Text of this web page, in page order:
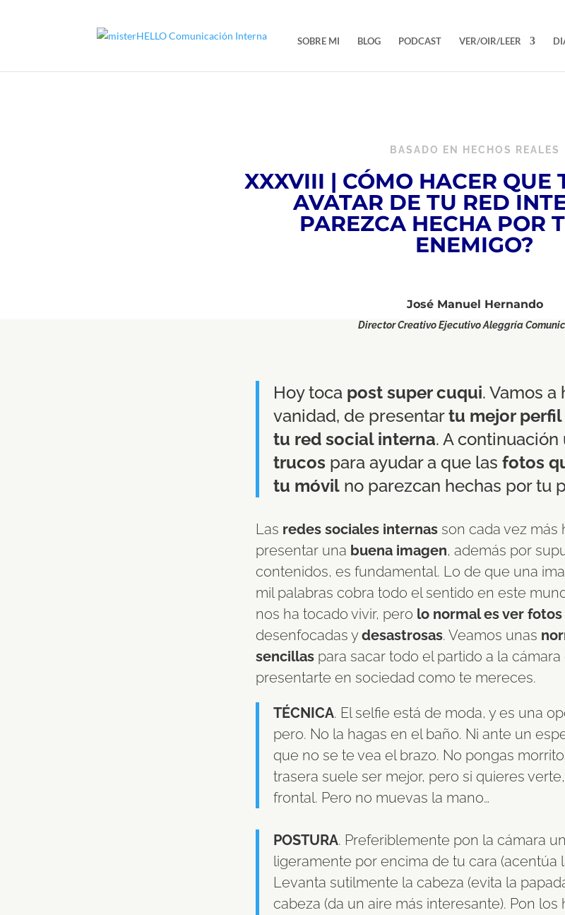
SOBRE MI BLOG PODCAST VER/OIR/LEER
BASADO EN HECHOS REALES
XXXVIII | CÓMO HACER QUE
AVATAR DE TU RED
PAREZCA HECHA POR
ENEMIGO?
José Manuel Hernando
Director Creativo Ejecutivo Aleggría
Hoy toca post super cuqui. Vamos a
vanidad, de presentartu mejor
tu red social interna. A continuación
trucos para ayudar a que las fotos
tu móvil no parezcan hechas por tu
Las redes sociales internas son cada vez más
presentar una buena imagen, además por
contenidos, es fundamental. Lo de que una
mil palabras cobra todo el sentido en este
nos ha tocado vivir, pero lo normal es ver fotos
desenfocadas ydesastrosas. Veamos unas
sencillas para sacar todo el partido a la
presentarte en sociedad como te mereces.
TÉCNICA. El selfie está de moda, y es una
pero. No la hagas en el baño. Ni ante un
que no se te vea el brazo. No pongas
trasera suele ser mejor, pero si quieres
frontal. Pero no muevas la mano…
POSTURA. Preferiblemente pon la cámara
ligeramente por encima de tu cara (acentúa
Levanta sutilmente la cabeza (evita la
cabeza (da un aire más interesante). Pon los